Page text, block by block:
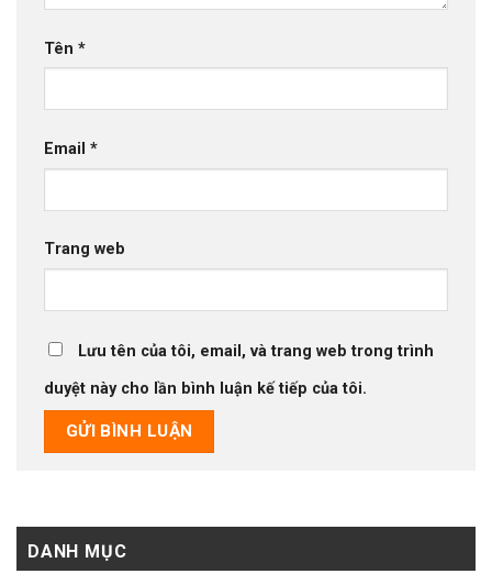
Tên *
Email *
Trang web
Lưu tên của tôi, email, và trang web trong trình
duyệt này cho lần bình luận kế tiếp của tôi.
DANH MỤC